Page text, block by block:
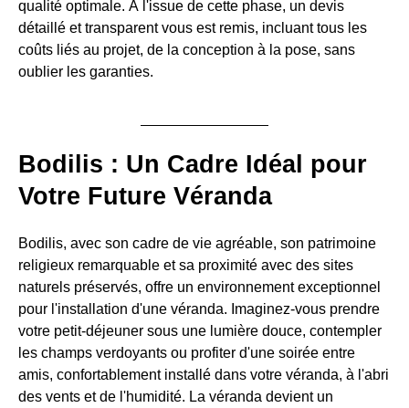
qualité optimale. À l'issue de cette phase, un devis
détaillé et transparent vous est remis, incluant tous les
coûts liés au projet, de la conception à la pose, sans
oublier les garanties.
Bodilis : Un Cadre Idéal pour
Votre Future Véranda
Bodilis, avec son cadre de vie agréable, son patrimoine
religieux remarquable et sa proximité avec des sites
naturels préservés, offre un environnement exceptionnel
pour l'installation d'une véranda. Imaginez-vous prendre
votre petit-déjeuner sous une lumière douce, contempler
les champs verdoyants ou profiter d'une soirée entre
amis, confortablement installé dans votre véranda, à l'abri
des vents et de l'humidité. La véranda devient un